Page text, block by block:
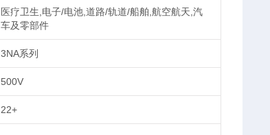
医疗卫生,电子/电池,道路/轨道/船舶,航空航天,汽
车及零部件
3NA系列
500V
22+